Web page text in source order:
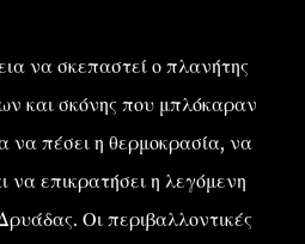
να σκεπαστεί ο πλανήτης
και σκόνης που μπλόκαραν
να πέσει η θερμοκρασία, να
να επικρατήσει η λεγόμενη
Οι περιβαλλοντικές